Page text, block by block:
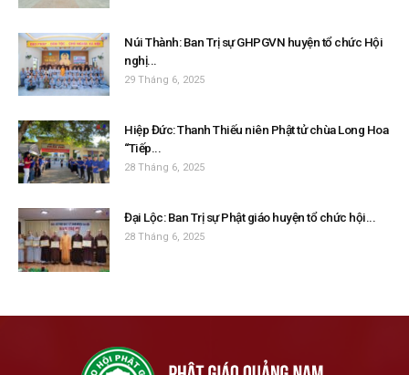
Núi Thành: Ban Trị sự GHPGVN huyện tổ chức Hội
nghị...
29 Tháng 6, 2025
Hiệp Đức: Thanh Thiếu niên Phật tử chùa Long Hoa
“Tiếp...
28 Tháng 6, 2025
Đại Lộc: Ban Trị sự Phật giáo huyện tổ chức hội...
28 Tháng 6, 2025